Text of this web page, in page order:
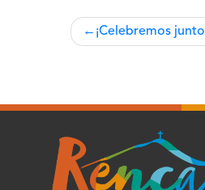
¡Celebremos